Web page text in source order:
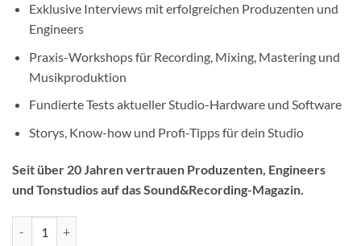
Exklusive Interviews mit erfolgreichen Produzenten und
Engineers
Praxis-Workshops für Recording, Mixing, Mastering und
Musikproduktion
Fundierte Tests aktueller Studio-Hardware und Software
Storys, Know-how und Profi-Tipps für dein Studio
Seit über 20 Jahren vertrauen Produzenten, Engineers
und Tonstudios auf das Sound&Recording-Magazin.